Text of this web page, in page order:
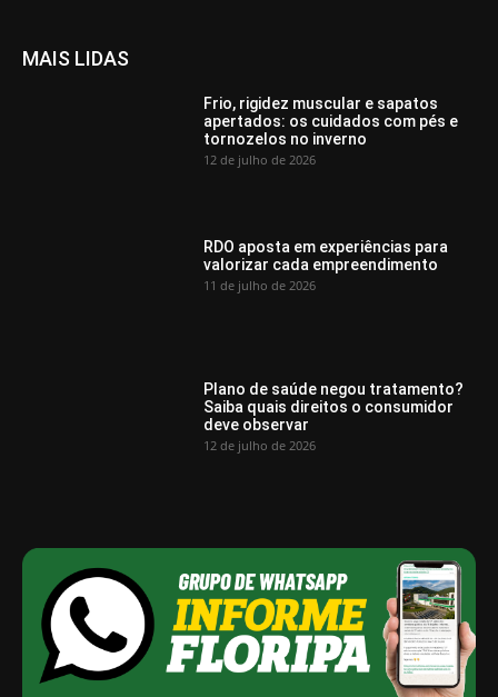
MAIS LIDAS
Frio, rigidez muscular e sapatos
apertados: os cuidados com pés e
tornozelos no inverno
12 de julho de 2026
RDO aposta em experiências para
valorizar cada empreendimento
11 de julho de 2026
Plano de saúde negou tratamento?
Saiba quais direitos o consumidor
deve observar
12 de julho de 2026